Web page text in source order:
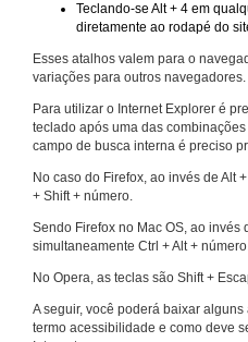
Teclando-se Alt + 4 em
diretamente ao rodapé do
Esses atalhos valem para o
variações para outros navegadores.
Para utilizar o Internet Explorer é
teclado após uma das
campo de busca interna é preciso
No caso do Firefox, ao invés de Alt
+ Shift + número.
Sendo Firefox no Mac OS, ao invés
simultaneamente Ctrl + Alt +
No Opera, as teclas são Shift +
A seguir, você poderá baixar
termo acessibilidade e como deve